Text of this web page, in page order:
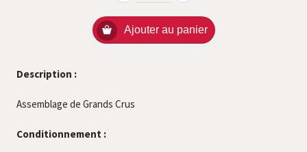
Description :
Assemblage de Grands Crus
Conditionnement :
Ajouter au panier